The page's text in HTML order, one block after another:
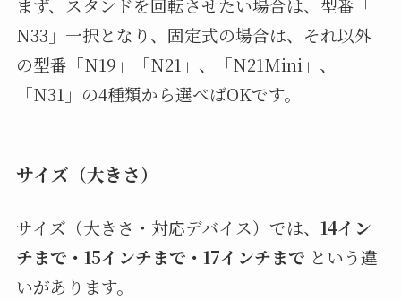
まず、スタンドを回転させたい場合は、型番「
N33」一択となり、固定式の場合は、それ以外
の型番「N19」「N21」、「N21Mini」、
「N31」の4種類から選べばOKです。
サイズ（大きさ）
サイズ（大きさ・対応デバイス）では、 14イン
チまで・15インチまで・17インチまで という違
いがあります。